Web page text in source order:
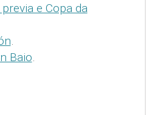
e Copa da
.
Baio.